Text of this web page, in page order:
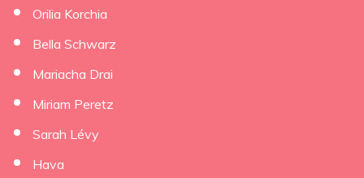
Orilia Korchia
Bella Schwarz
Mariacha Drai
Miriam Peretz
Sarah Lévy
Hava